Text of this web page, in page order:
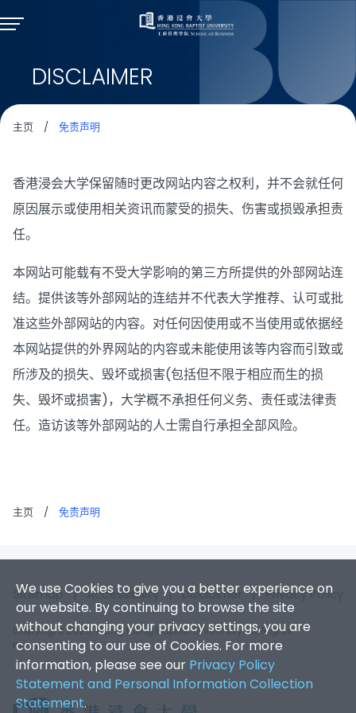
DISCLAIMER
主页 / 免责声明
香港浸会大学保留随时更改网站内容之权利，并不会就任何
原因展示或使用相关资讯而蒙受的损失、伤害或损毁承担责
任。
本网站可能载有不受大学影响的第三方所提供的外部网站连
结。提供该等外部网站的连结并不代表大学推荐、认可或批
准这些外部网站的内容。对任何因使用或不当使用或依据经
本网站提供的外界网站的内容或未能使用该等内容而引致或
所涉及的损失、毁坏或损害(包括但不限于相应而生的损
失、毁坏或损害)，大学概不承担任何义务、责任或法律责
任。造访该等外部网站的人士需自行承担全部风险。
主页 / 免责声明
We use Cookies to give you a better experience on
our website. By continuing to browse the site
without changing your privacy settings, you are
consenting to our use of Cookies. For more
information, please see our Privacy Policy
Statement and Personal Information Collection
Statement.
Sitemap |Accessibility |Disclaimer |Privacy Policy
Copyright 2026. Hong Kong Baptist University. All Rights
Reserved.